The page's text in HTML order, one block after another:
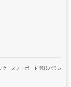
｜スノーボード 競技パラレル